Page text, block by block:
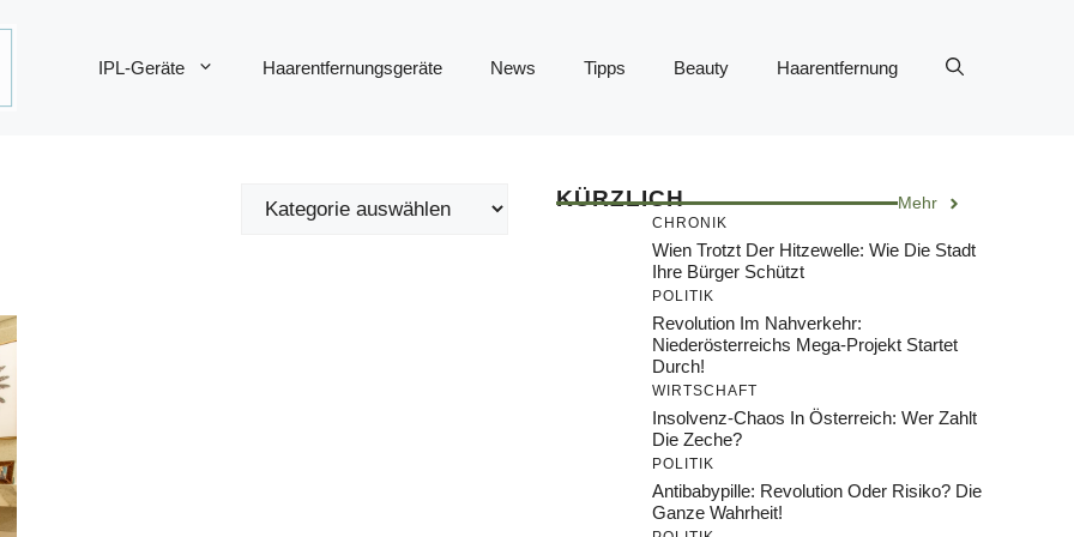
IPL-Geräte Haarentfernungsgeräte News Tipps Beauty Haarentfernung
KÜRZLICH Mehr
CHRONIK
Wien Trotzt Der Hitzewelle: Wie Die Stadt
Ihre Bürger Schützt
POLITIK
Revolution Im Nahverkehr:
Niederösterreichs Mega-Projekt Startet
Durch!
WIRTSCHAFT
Insolvenz-Chaos In Österreich: Wer Zahlt
Die Zeche?
POLITIK
Antibabypille: Revolution Oder Risiko? Die
Ganze Wahrheit!